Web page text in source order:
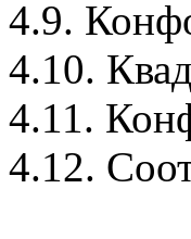
4.9.
4.10.
4.11.
4.12.